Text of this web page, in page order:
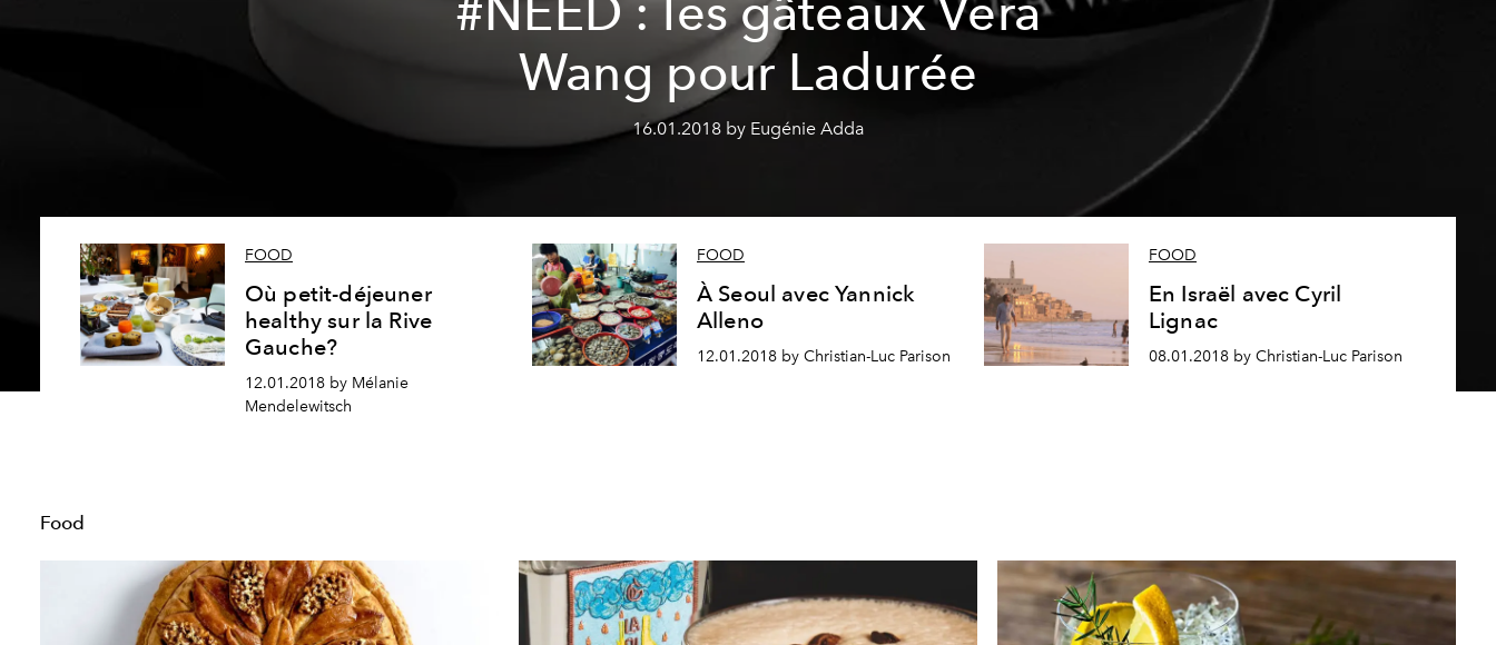
#NEED : les gâteaux Vera
Wang pour Ladurée
16.01.2018 by Eugénie Adda
FOOD
Où petit-déjeuner
healthy sur la Rive
Gauche?
12.01.2018 by Mélanie
Mendelewitsch
FOOD
À Seoul avec Yannick
Alleno
12.01.2018 by Christian-Luc Parison
FOOD
En Israël avec Cyril
Lignac
08.01.2018 by Christian-Luc Parison
Food